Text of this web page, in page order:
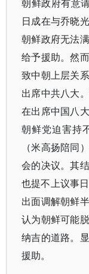
朝鲜政府有意
日成在与乔晓
朝鲜政府无法
给予援助。然
致中朝上层关
出席中共八大
在出席中国八
朝鲜党迫害持
（米高扬陪同
会的决议。其
也提不上议事
出面调解朝鲜
认为朝鲜可能
纳吉的道路。
援助。